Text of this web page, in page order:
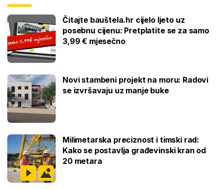
Čitajte bauštela.hr cijelo ljeto uz
posebnu cijenu: Pretplatite se za samo
3,99 € mjesečno
Novi stambeni projekt na moru: Radovi
se izvršavaju uz manje buke
Milimetarska preciznost i timski rad:
Kako se postavlja građevinski kran od
20 metara